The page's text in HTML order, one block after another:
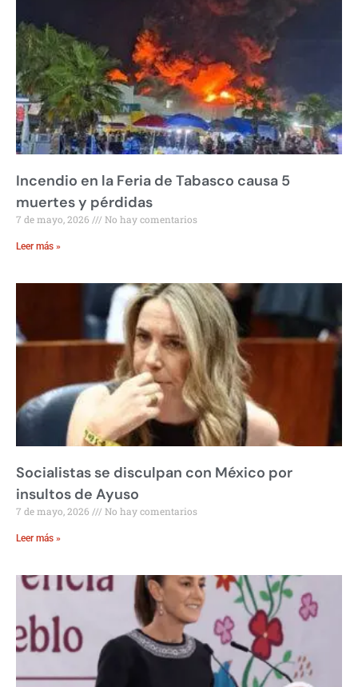
Incendio en la Feria de Tabasco causa 5
muertes y pérdidas
7 de mayo, 2026 No hay comentarios
Leer más »
Socialistas se disculpan con México por
insultos de Ayuso
7 de mayo, 2026 No hay comentarios
Leer más »